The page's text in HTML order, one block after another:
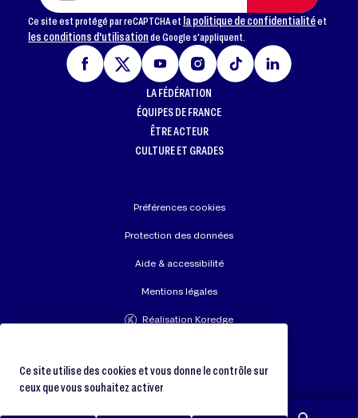
Ce site est protégé par reCAPTCHA et la politique de confidentialitéet
les conditions d'utilisationde Google s'appliquent.
LA FÉDÉRATION
ÉQUIPES DE FRANCE
ÊTRE ACTEUR
CULTURE ET GRADES
Préférences cookies
Protection des données
Aide & accessibilité
Mentions légales
Réalisation Koredge
Ce site utilise des cookies et vous donne le contrôle sur
ceux que vous souhaitez activer